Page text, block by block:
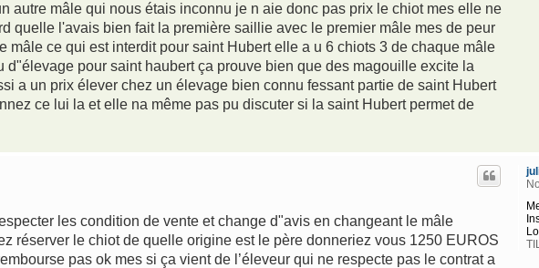
autre mâle qui nous étais inconnu je n aie donc pas prix le chiot mes elle ne
quelle l'avais bien fait la première saillie avec le premier mâle mes de peur
mâle ce qui est interdit pour saint Hubert elle a u 6 chiots 3 de chaque mâle
pour saint haubert ça prouve bien que des magouille excite la
a un prix élever chez un élevage bien connu fessant partie de saint Hubert
ce lui la et elle na même pas pu discuter si la saint Hubert permet de
les condition de vente et change d"avis en changeant le mâle
réserver le chiot de quelle origine est le père donneriez vous 1250 EUROS
pas ok mes si ça vient de l’éleveur qui ne respecte pas le contrat a